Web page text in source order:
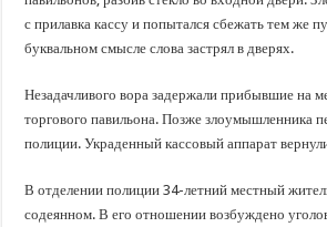
с прилавка кассу и попытался сбежать тем же
буквальном смысле слова застрял в дверях.
Незадачливого вора задержали прибывшие на
торгового павильона. Позже злоумышленника
полиции. Украденный кассовый аппарат
В отделении полиции 34-летний местный
содеянном. В его отношении возбуждено